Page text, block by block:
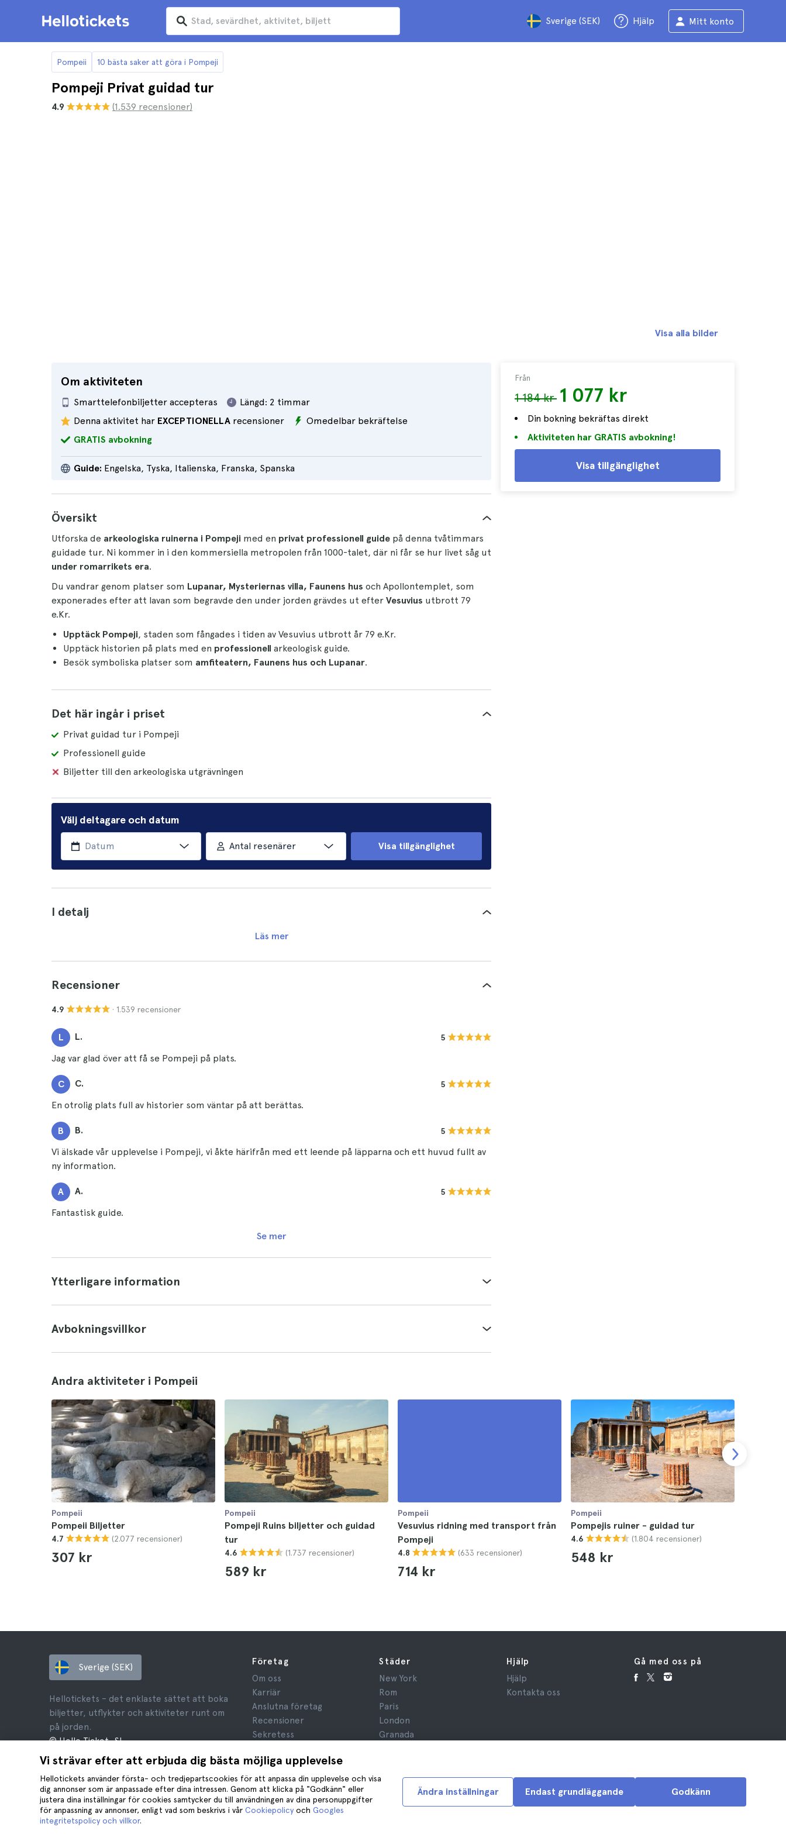
Sverige (SEK) Hjälp Mitt konto
Pompeii 10 bästa saker att göra i Pompeji
Pompeji Privat guidad tur
4.9 (1.539 recensioner)
Om aktiviteten
Smarttelefonbiljetter accepteras Längd: 2 timmar
Denna aktivitet har EXCEPTIONELLA recensioner
Omedelbar bekräftelse
GRATIS avbokning
Guide: Engelska, Tyska, Italienska, Franska, Spanska
Från
1 184 kr 1 077 kr
Din bokning bekräftas direkt
Aktiviteten har GRATIS avbokning!
Visa tillgänglighet
Visa alla bilder
Översikt
Utforska de arkeologiska ruinerna i Pompeji med en privat professionell guide på denna tvåtimmars
guidade tur. Ni kommer in i den kommersiella metropolen från 1000-talet, där ni får se hur livet såg ut
under romarrikets era.
Du vandrar genom platser som Lupanar, Mysteriernas villa, Faunens hus och Apollontemplet, som
exponerades efter att lavan som begravde den under jorden grävdes ut efter Vesuvius utbrott 79
e.Kr.
Upptäck Pompeji, staden som fångades i tiden av Vesuvius utbrott år 79 e.Kr.
Upptäck historien på plats med en professionell arkeologisk guide.
Besök symboliska platser som amfiteatern, Faunens hus och Lupanar.
Det här ingår i priset
Privat guidad tur i Pompeji
Professionell guide
Biljetter till den arkeologiska utgrävningen
Välj deltagare och datum
Antal resenärer Visa tillgänglighet
I detalj
Läs mer
Recensioner
4.9 · 1.539 recensioner
L L. 5
Jag var glad över att få se Pompeji på plats.
C C. 5
En otrolig plats full av historier som väntar på att berättas.
B B. 5
Vi älskade vår upplevelse i Pompeji, vi åkte härifrån med ett leende på läpparna och ett huvud fullt av
ny information.
A A. 5
Fantastisk guide.
Se mer
Ytterligare information
Avbokningsvillkor
Andra aktiviteter i Pompeii
Pompeii
Pompeii Biljetter
4.7 (2.077 recensioner)
307 kr
Pompeii
Pompeji Ruins biljetter och guidad
tur
4.6 (1.737 recensioner)
589 kr
Pompeii
Vesuvius ridning med transport från
Pompeji
4.8 (633 recensioner)
714 kr
Pompeii
Pompejis ruiner - guidad tur
4.6 (1.804 recensioner)
548 kr
Vi strävar efter att erbjuda dig bästa möjliga upplevelse
Hellotickets använder första- och tredjepartscookies för att anpassa din upplevelse och visa
dig annonser som är anpassade efter dina intressen. Genom att klicka på "Godkänn" eller
justera dina inställningar för cookies samtycker du till användningen av dina personuppgifter
för anpassning av annonser, enligt vad som beskrivs i vår Cookiepolicy och Googles
integritetspolicy och villkor.
Godkänn
Endast grundläggande
Ändra inställningar
Sverige (SEK)
Hellotickets – det enklaste sättet att boka
biljetter, utflykter och aktiviteter runt om
på jorden.
© Hello Ticket, SL.
Företag
Om oss
Karriär
Anslutna företag
Recensioner
Sekretess
Juridisk Rådgivning
Cookies
Städer
New York
Rom
Paris
London
Granada
Hjälp
Hjälp
Kontakta oss
Gå med oss på